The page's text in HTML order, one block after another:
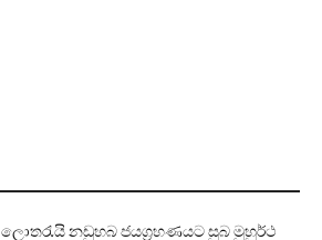
ලොතරැයි නඩුහබ ජයග්‍රහණයට සුබ මුහුර්ථ